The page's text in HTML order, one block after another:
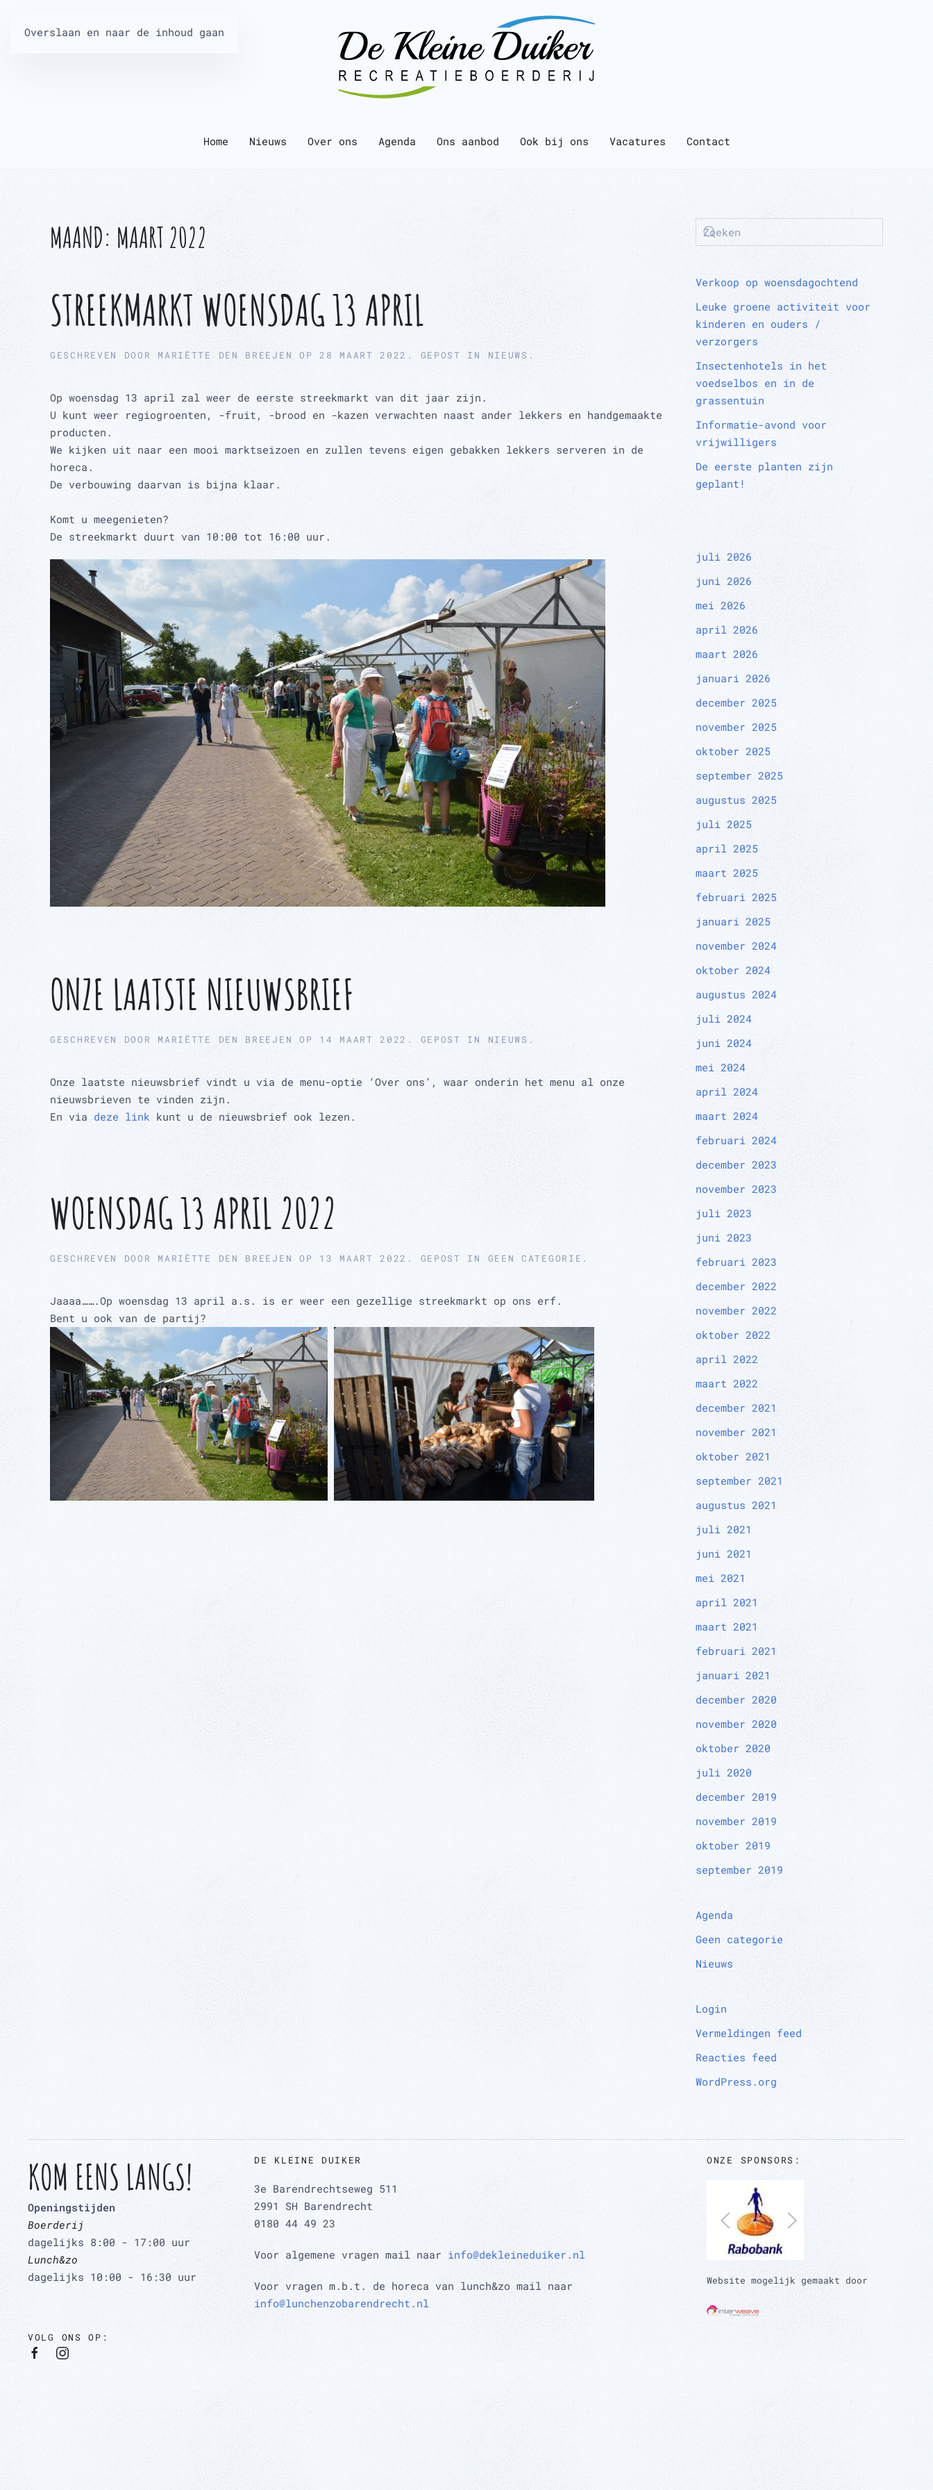
Overslaan en naar de inhoud gaan
Home Nieuws Over ons Agenda Ons aanbod Ook bij ons Vacatures Contact
MAAND: MAART 2022
STREEKMARKT WOENSDAG 13 APRIL
GESCHREVEN DOOR MARIËTTE DEN BREEJEN OP28 MAART 2022 . GEPOST IN NIEUWS .
Op woensdag 13 april zal weer de eerste streekmarkt van dit jaar zijn.
U kunt weer regiogroenten, -fruit, -brood en -kazen verwachten naast ander lekkers en handgemaakte
producten.
We kijken uit naar een mooi marktseizoen en zullen tevens eigen gebakken lekkers serveren in de
horeca.
De verbouwing daarvan is bijna klaar.
Komt u meegenieten?
De streekmarkt duurt van 10:00 tot 16:00 uur.
ONZE LAATSTE NIEUWSBRIEF
GESCHREVEN DOOR MARIËTTE DEN BREEJEN OP 14 MAART 2022 . GEPOST INNIEUWS .
Onze laatste nieuwsbrief vindt u via de menu-optie ‘Over ons’, waar onderin het menu al onze
nieuwsbrieven te vinden zijn.
En via deze link kunt u de nieuwsbrief ook lezen.
WOENSDAG 13 APRIL 2022
GESCHREVEN DOOR MARIËTTE DEN BREEJEN OP 13 MAART 2022 . GEPOST IN GEEN CATEGORIE .
Jaaaa…….Op woensdag 13 april a.s. is er weer een gezellige streekmarkt op ons erf.
Bent u ook van de partij?
Verkoop op woensdagochtend
Leuke groene activiteit voor
kinderen en ouders /
verzorgers
Insectenhotels in het
voedselbos en in de
grassentuin
Informatie-avond voor
vrijwilligers
De eerste planten zijn
geplant!
juli 2026
juni 2026
mei 2026
april 2026
maart 2026
januari 2026
december 2025
november 2025
oktober 2025
september 2025
augustus 2025
juli 2025
april 2025
maart 2025
februari 2025
januari 2025
november 2024
oktober 2024
augustus 2024
juli 2024
juni 2024
mei 2024
april 2024
maart 2024
februari 2024
december 2023
november 2023
juli 2023
juni 2023
februari 2023
december 2022
november 2022
oktober 2022
april 2022
maart 2022
december 2021
november 2021
oktober 2021
september 2021
augustus 2021
juli 2021
juni 2021
mei 2021
april 2021
maart 2021
februari 2021
januari 2021
december 2020
november 2020
oktober 2020
juli 2020
december 2019
november 2019
oktober 2019
september 2019
Agenda
Geen categorie
Nieuws
Login
Vermeldingen feed
Reacties feed
WordPress.org
KOM EENS LANGS!
Openingstijden
Boerderij
dagelijks 8:00 - 17:00 uur
Lunch&zo
dagelijks 10:00 - 16:30 uur
VOLG ONS OP:
DE KLEINE DUIKER
3e Barendrechtseweg 511
2991 SH Barendrecht
0180 44 49 23
Voor algemene vragen mail naar info@dekleineduiker.nl
Voor vragen m.b.t. de horeca van lunch&zo mail naar
info@lunchenzobarendrecht.nl
ONZE SPONSORS:
Website mogelijk gemaakt door